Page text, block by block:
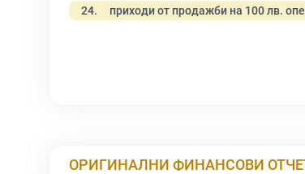
24. приходи от продажби на 100 лв.
ОРИГИНАЛНИ ФИНАНСОВИ